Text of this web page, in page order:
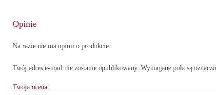
Opinie
Na razie nie ma opinii o produkcie.
Twój adres e-mail nie zostanie opublikowany. Wymagane pola są
Twoja ocena